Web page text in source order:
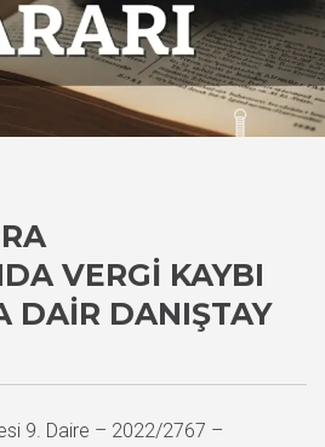
VERGI KAYBI
DAIR DANIŞTAY
9. Daire – 2022/2767 –